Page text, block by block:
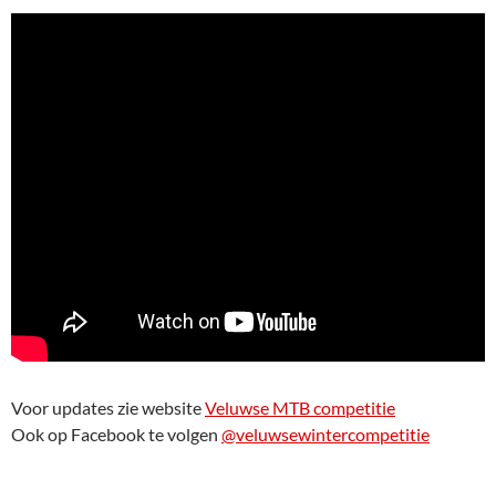
Voor updates zie websiteVeluwse MTB competitie
Ook op Facebook te volgen @veluwsewintercompetitie